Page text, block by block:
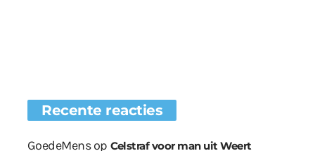
Recente reacties
GoedeMensop Celstraf voor man uit Weert